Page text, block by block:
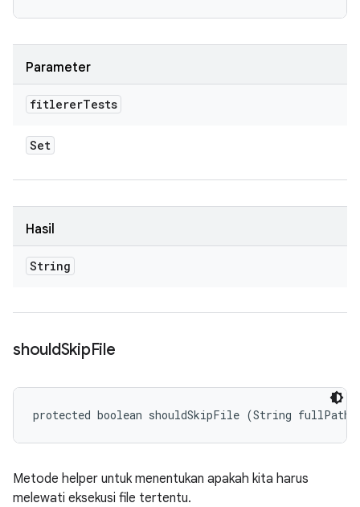
Parameter
fitlererTests
Set
Hasil
String
shouldSkipFile
protected boolean shouldSkipFile (String fullPath)
Metode helper untuk menentukan apakah kita harus
melewati eksekusi file tertentu.